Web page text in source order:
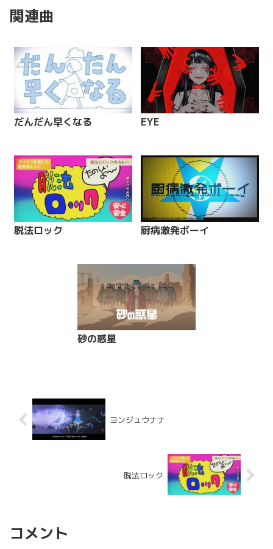
関連曲
だんだん早くなる EYE
脱法ロック 厨病激発ボーイ
砂の惑星
ヨンジュウナナ
脱法ロック
コメント